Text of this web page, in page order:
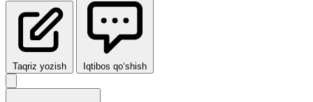
Taqriz yozish Iqtibos qo‘shish